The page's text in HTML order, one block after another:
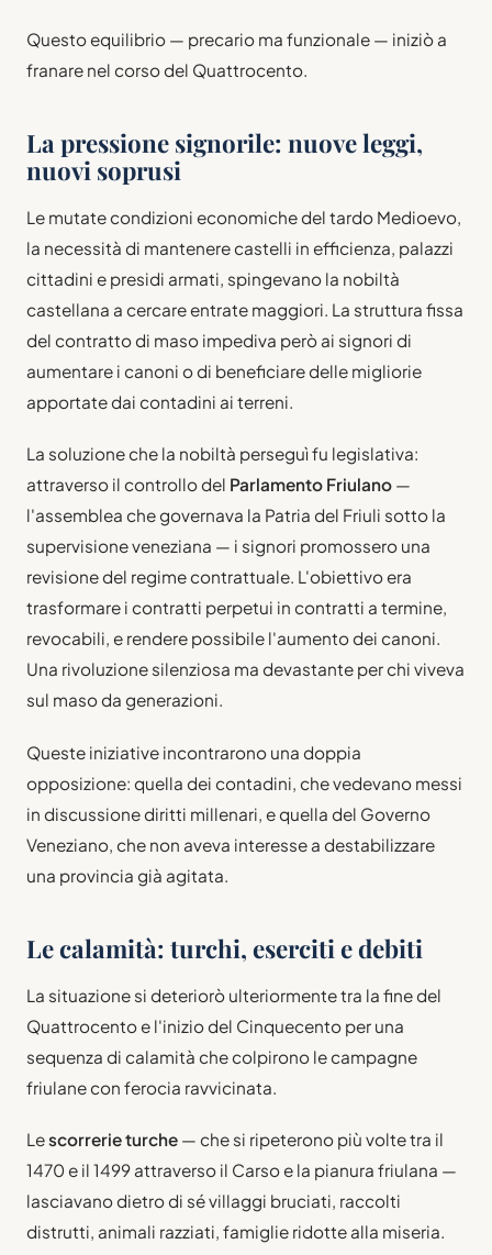
Questo equilibrio — precario ma funzionale — iniziò a
franare nel corso del Quattrocento.
La pressione signorile: nuove leggi,
nuovi soprusi
Le mutate condizioni economiche del tardo Medioevo,
la necessità di mantenere castelli in efficienza, palazzi
cittadini e presidi armati, spingevano la nobiltà
castellana a cercare entrate maggiori. La struttura fissa
del contratto di maso impediva però ai signori di
aumentare i canoni o di beneficiare delle migliorie
apportate dai contadini ai terreni.
La soluzione che la nobiltà perseguì fu legislativa:
attraverso il controllo del Parlamento Friulano —
l'assemblea che governava la Patria del Friuli sotto la
supervisione veneziana — i signori promossero una
revisione del regime contrattuale. L'obiettivo era
trasformare i contratti perpetui in contratti a termine,
revocabili, e rendere possibile l'aumento dei canoni.
Una rivoluzione silenziosa ma devastante per chi viveva
sul maso da generazioni.
Queste iniziative incontrarono una doppia
opposizione: quella dei contadini, che vedevano messi
in discussione diritti millenari, e quella del Governo
Veneziano, che non aveva interesse a destabilizzare
una provincia già agitata.
Le calamità: turchi, eserciti e debiti
La situazione si deteriorò ulteriormente tra la fine del
Quattrocento e l'inizio del Cinquecento per una
sequenza di calamità che colpirono le campagne
friulane con ferocia ravvicinata.
Lescorrerie turche — che si ripeterono più volte tra il
1470 e il 1499 attraverso il Carso e la pianura friulana —
lasciavano dietro di sé villaggi bruciati, raccolti
distrutti, animali razziati, famiglie ridotte alla miseria.